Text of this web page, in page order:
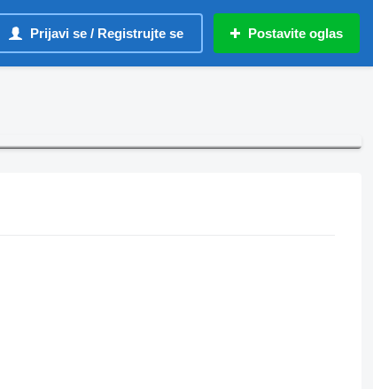
Prijavi se / Registrujte se Postavite oglas